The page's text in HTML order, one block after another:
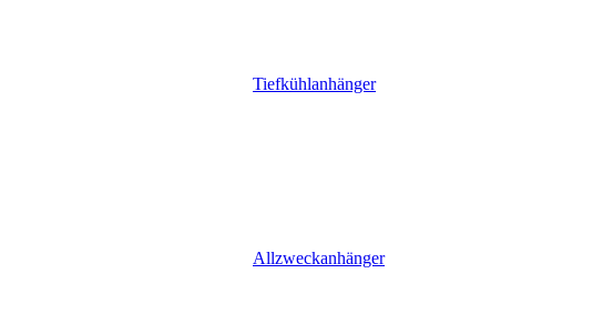
Tiefkühlanhänger
Allzweckanhänger